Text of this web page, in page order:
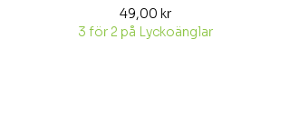
Pris
49,00 kr
3 för 2 på Lyckoänglar